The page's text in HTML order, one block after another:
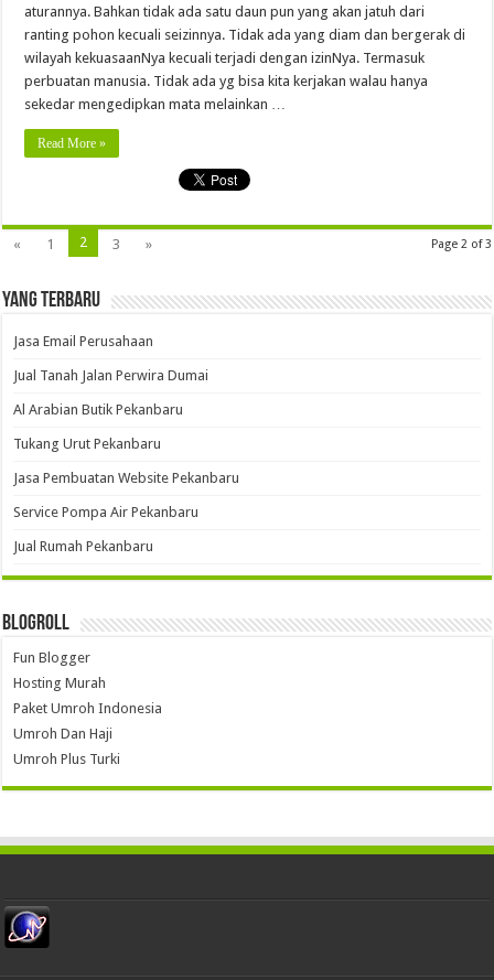
aturannya. Bahkan tidak ada satu daun pun yang akan jatuh dari
ranting pohon kecuali seizinnya. Tidak ada yang diam dan bergerak di
wilayah kekuasaanNya kecuali terjadi dengan izinNya. Termasuk
perbuatan manusia. Tidak ada yg bisa kita kerjakan walau hanya
sekedar mengedipkan mata melainkan …
Read More »
Page 2 of 3
« 1 2 3 »
Yang Terbaru
Jasa Email Perusahaan
Jual Tanah Jalan Perwira Dumai
Al Arabian Butik Pekanbaru
Tukang Urut Pekanbaru
Jasa Pembuatan Website Pekanbaru
Service Pompa Air Pekanbaru
Jual Rumah Pekanbaru
Blogroll
Fun Blogger
Hosting Murah
Paket Umroh Indonesia
Umroh Dan Haji
Umroh Plus Turki